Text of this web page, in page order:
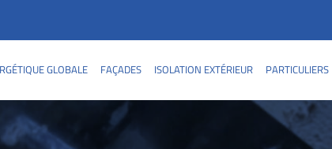
GLOBALE FAÇADES ISOLATION EXTÉRIEUR PARTICULIERS